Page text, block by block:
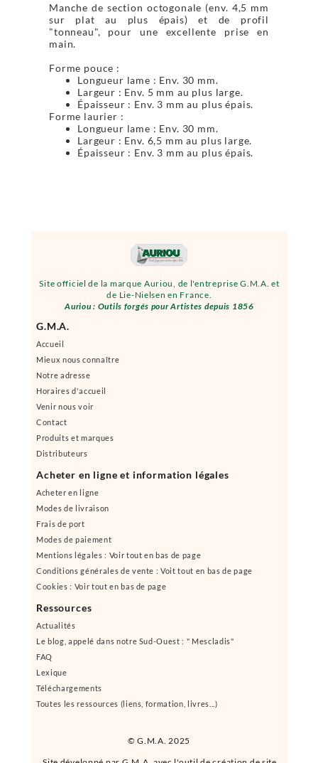
© G.M.A. 2025
Site officiel de la marque Auriou, de l'entreprise G.M.A. et
de Lie-Nielsen en France.
Auriou : Outils forgés pour Artistes depuis 1856
G.M.A.
Accueil
Mieux nous connaître
Notre adresse
Horaires d'accueil
Venir nous voir
Contact
Produits et marques
Distributeurs
Acheter en ligne et information légales
Acheter en ligne
Modes de livraison
Frais de port
Modes de paiement
Mentions légales : Voir tout en bas de page
Conditions générales de vente : Voit tout en bas de page
Cookies : Voir tout en bas de page
Ressources
Actualités
Le blog, appelé dans notre Sud-Ouest : " Mescladis"
FAQ
Lexique
Téléchargements
Toutes les ressources (liens, formation, livres...)
Manche de section octogonale (env. 4,5 mm
sur plat au plus épais) et de profil
"tonneau", pour une excellente prise en
main.
Forme pouce :
Longueur lame : Env. 30 mm.
Largeur : Env. 5 mm au plus large.
Épaisseur : Env. 3 mm au plus épais.
Forme laurier :
Longueur lame : Env. 30 mm.
Largeur : Env. 6,5 mm au plus large.
Épaisseur : Env. 3 mm au plus épais.